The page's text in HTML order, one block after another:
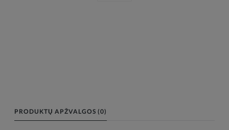
PRODUKTŲ APŽVALGOS (0)